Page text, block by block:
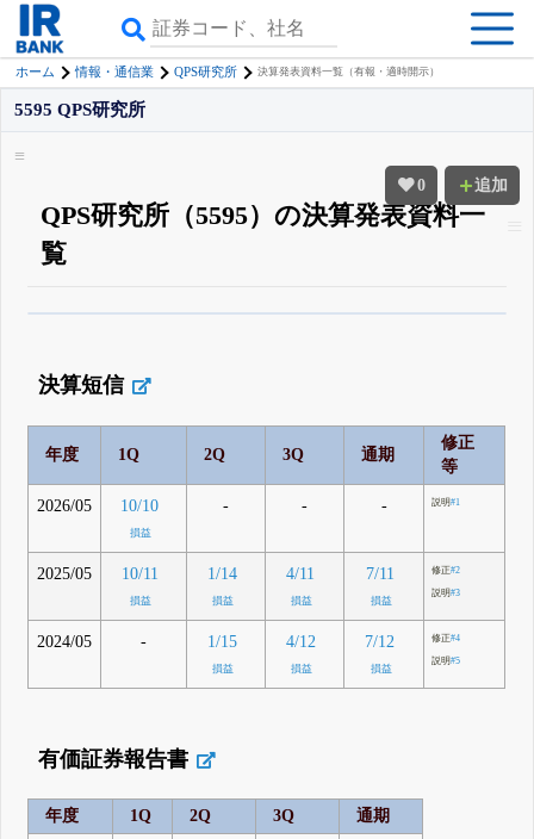
ホーム 情報・通信業 QPS研究所 決算発表資料一覧（有報・適時開示）
0 追加
5595 QPS研究所
QPS研究所（5595）の決算発表資料一
覧
登録すると永久30%OFFと米株版の先行利用も付きます
決算短信
年度 1Q 2Q 3Q 通期
修正
等
2026/05 10/10
損益
- - - 説明#1
2025/05 10/11
損益
1/14
損益
4/11
損益
7/11
損益
修正#2
説明#3
2024/05 - 1/15
損益
4/12
損益
7/12
損益
修正#4
説明#5
有価証券報告書
年度 1Q 2Q 3Q 通期